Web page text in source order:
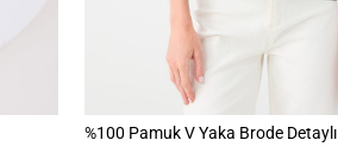
%100 Pamuk V Yaka Brode